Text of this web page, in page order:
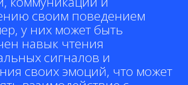
своим поведением
у них может быть
навык чтения
сигналов и
своих эмоций, что может